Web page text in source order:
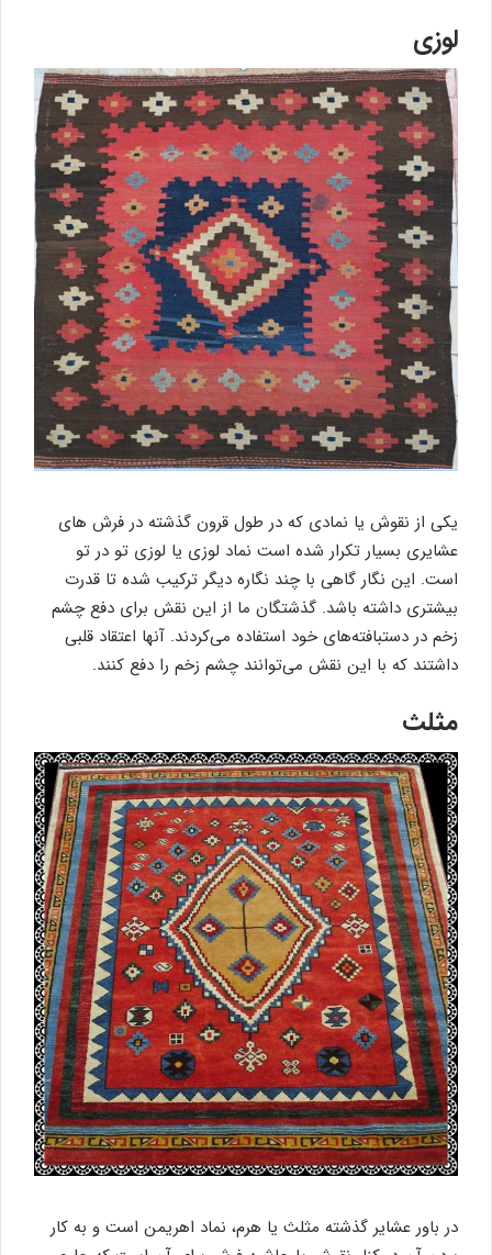
لوزی
یکی از نقوش یا نمادی که در طول قرون گذشته در فرش های
عشایری بسیار تکرار شده است نماد لوزی یا لوزی تو در تو
است. این نگار گاهی با چند نگاره دیگر ترکیب شده تا قدرت
بیشتری داشته باشد. گذشتگان ما از این نقش برای دفع چشم
زخم در دستبافته‌های خود استفاده می‌کردند. آنها اعتقاد قلبی
داشتند که با این نقش می‌توانند چشم زخم را دفع کنند.
مثلث
در باور عشایر گذشته مثلث یا هرم،‌ نماد اهریمن است و به کار